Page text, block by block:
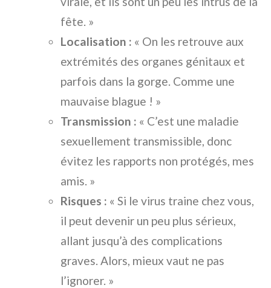
fête. »
Localisation : « On les retrouve aux
extrémités des organes génitaux et
parfois dans la gorge. Comme une
mauvaise blague ! »
Transmission : « C’est une maladie
sexuellement transmissible, donc
évitez les rapports non protégés, mes
amis. »
Risques : « Si le virus traine chez vous,
il peut devenir un peu plus sérieux,
allant jusqu’à des complications
graves. Alors, mieux vaut ne pas
l’ignorer. »